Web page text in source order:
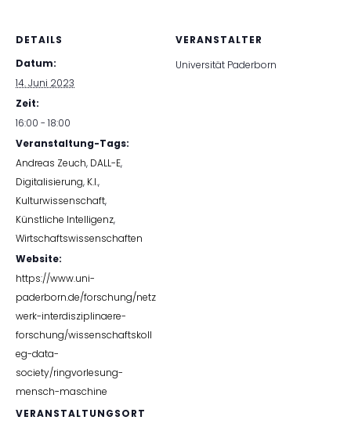
DETAILS
Datum:
14. Juni 2023
Zeit:
16:00 - 18:00
Veranstaltung-Tags:
Andreas Zeuch, DALL-E,
Digitalisierung, K.I.,
Kulturwissenschaft,
Künstliche Intelligenz,
Wirtschaftswissenschaften
Website:
https://www.uni-
paderborn.de/forschung/netz
werk-interdisziplinaere-
forschung/wissenschaftskoll
eg-data-
society/ringvorlesung-
mensch-maschine
VERANSTALTUNGSORT
VERANSTALTER
Universität Paderborn